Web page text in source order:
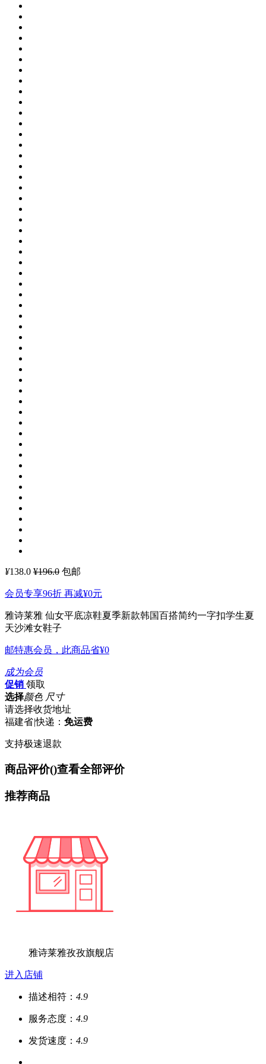
¥138.0 ¥196.0 包邮
会员专享96折 再减¥0元
雅诗莱雅 仙女平底凉鞋夏季新款韩国百搭简约一字扣学生夏
天沙滩女鞋子
邮特惠会员，此商品省¥0
成为会员
促销 领取
选择颜色 尺寸
请选择收货地址
福建省|快递： 免运费
支持极速退款
商品评价()查看全部评价
推荐商品
雅诗莱雅孜孜旗舰店
进入店铺
描述相符： 4.9
服务态度： 4.9
发货速度： 4.9